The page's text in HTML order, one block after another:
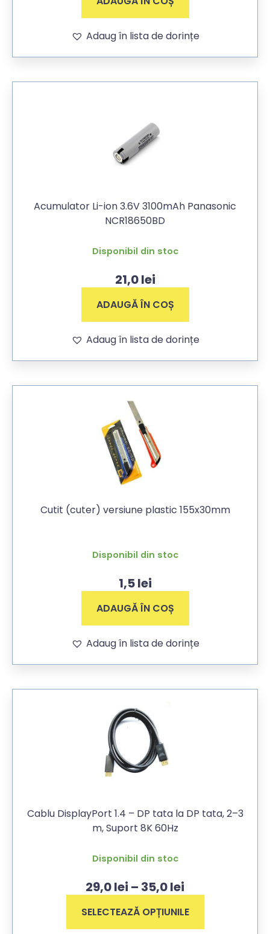
Adaug în lista de dorințe
Acumulator Li-ion 3.6V 3100mAh Panasonic
NCR18650BD
Disponibil din stoc
21,0lei
ADAUGĂ ÎN COȘ
Adaug în lista de dorințe
Cutit (cuter) versiune plastic 155x30mm
Disponibil din stoc
1,5lei
ADAUGĂ ÎN COȘ
Adaug în lista de dorințe
Cablu DisplayPort 1.4 – DP tata la DP tata, 2–3
m, Suport 8K 60Hz
Disponibil din stoc
29,0lei – 35,0lei
SELECTEAZĂ OPȚIUNILE